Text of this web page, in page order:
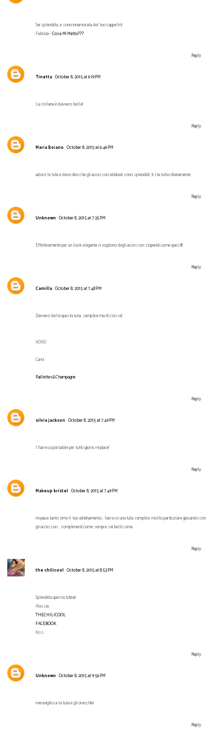
Sei splendida, e sono innamorata del tuo cappello!
Fabrizia -Cosa Mi Metto???
Reply
Tinetta October 8, 2015 at 6:19 PM
La collana è davvero bella!
Reply
Maria Boiano October 8, 2015 at 6:46 PM
adoro le tute e devo dire che gli accessori abbinati sono splendidi, ti sta tutto divinamente
Reply
Unknown October 8, 2015 at 7:35 PM
Effettivamente per un look elegante ci vogliono degli accessori stupendi come questi!!
Reply
Camilla October 8, 2015 at 7:48 PM
Davvero bella questa tuta, semplice ma di classe!
XOXO
Cami
Paillettes&Champagne
Reply
silvia jackson October 8, 2015 at 7:49 PM
l'hai resa portabile per tutti i giorni, mi piace!
Reply
Makeup kristel October 8, 2015 at 7:49 PM
mi piace tantissimo il tuo abbinamento.. hai reso una tuta semplice molto particolare giocando con
gli accessori... complimenti come sempre sei bellissima
Reply
the chilicool October 8, 2015 at 8:53 PM
Splendida questa tutina!
Alessia
THECHILICOOL
FACEBOOK
Kiss
Reply
Unknown October 8, 2015 at 9:56 PM
meravigliosa la tuta e gli orecchini
Reply